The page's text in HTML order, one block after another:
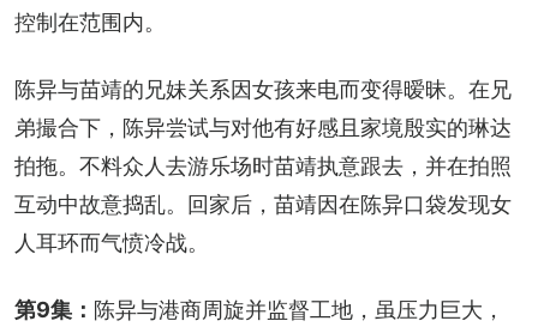
控制在范围内。
陈异与苗靖的兄妹关系因女孩来电而变得暧昧。在兄
弟撮合下，陈异尝试与对他有好感且家境殷实的琳达
拍拖。不料众人去游乐场时苗靖执意跟去，并在拍照
互动中故意捣乱。回家后，苗靖因在陈异口袋发现女
人耳环而气愤冷战。
第9集： 陈异与港商周旋并监督工地，虽压力巨大，